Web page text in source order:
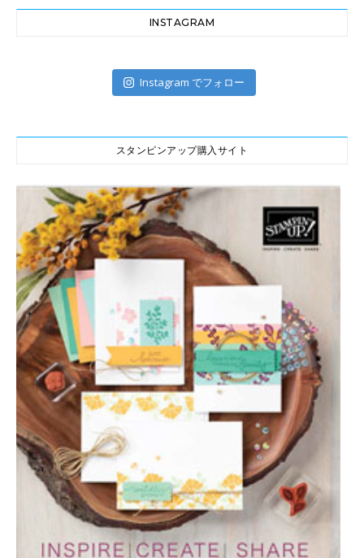
INSTAGRAM
Instagram でフォロー
スタンピンアップ購入サイト